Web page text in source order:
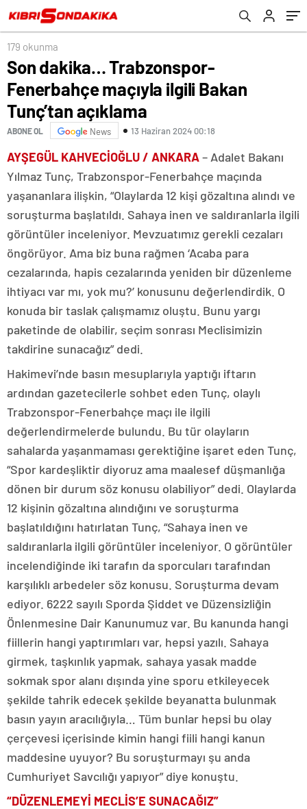
179 okunma
Son dakika… Trabzonspor-
Fenerbahçe maçıyla ilgili Bakan
Tunç’tan açıklama
ABONE OL News 13 Haziran 2024 00:18
AYŞEGÜL KAHVECİOĞLU / ANKARA– Adalet Bakanı
Yılmaz Tunç, Trabzonspor-Fenerbahçe maçında
yaşananlara ilişkin, “Olaylarda 12 kişi gözaltına alındı ve
soruşturma başlatıldı. Sahaya inen ve saldıranlarla ilgili
görüntüler inceleniyor. Mevzuatımız gerekli cezaları
öngörüyor. Ama biz buna rağmen ‘Acaba para
cezalarında, hapis cezalarında yeniden bir düzenleme
ihtiyacı var mı, yok mu?’ konusunu değerlendirdik. O
konuda bir taslak çalışmamız oluştu. Bunu yargı
paketinde de olabilir, seçim sonrası Meclisimizin
takdirine sunacağız” dedi.
Hakimevi’nde basın mesuplarıyla yaptığı iftarın
ardından gazetecilerle sohbet eden Tunç, olaylı
Trabzonspor-Fenerbahçe maçı ile ilgili
değerlendirmelerde bulundu. Bu tür olayların
sahalarda yaşanmaması gerektiğine işaret eden Tunç,
“Spor kardeşliktir diyoruz ama maalesef düşmanlığa
dönen bir durum söz konusu olabiliyor” dedi. Olaylarda
12 kişinin gözaltına alındığını ve soruşturma
başlatıldığını hatırlatan Tunç, “Sahaya inen ve
saldıranlarla ilgili görüntüler inceleniyor. O görüntüler
incelendiğinde iki tarafın da sporcuları tarafından
karşılıklı arbedeler söz konusu. Soruşturma devam
ediyor. 6222 sayılı Sporda Şiddet ve Düzensizliğin
Önlenmesine Dair Kanunumuz var. Bu kanunda hangi
fiillerin hangi yaptırımları var, hepsi yazılı. Sahaya
girmek, taşkınlık yapmak, sahaya yasak madde
sokmak spor alanı dışında yine sporu etkileyecek
şekilde tahrik edecek şekilde beyanatta bulunmak
basın yayın aracılığıyla… Tüm bunlar hepsi bu olay
çerçevesi içerisinde kimin hangi fiili hangi kanun
maddesine uyuyor? Bu soruşturmayı şu anda
Cumhuriyet Savcılığı yapıyor” diye konuştu.
“DÜZENLEMEYİ MECLİS’E SUNACAĞIZ”